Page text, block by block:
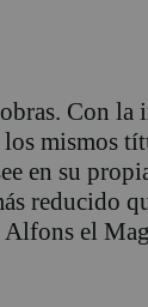
Con la
mismos
en su
reducido
el